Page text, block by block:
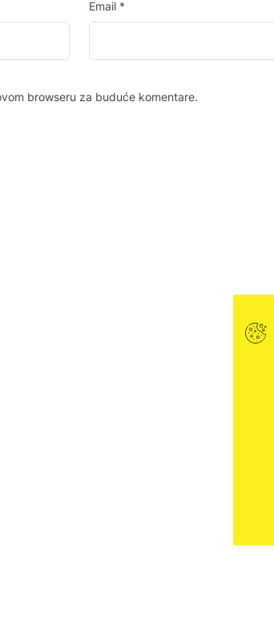
Email *
browseru za buduće komentare.